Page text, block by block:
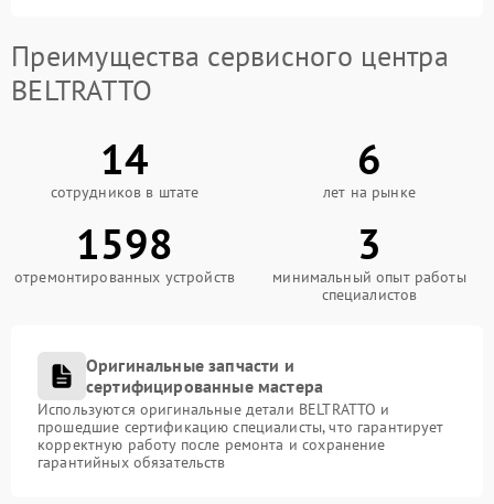
Преимущества сервисного центра
BELTRATTO
14
сотрудников в штате
6
лет на рынке
1598
отремонтированных устройств
3
минимальный опыт работы
специалистов
Оригинальные запчасти и
сертифицированные мастера
Используются оригинальные детали BELTRATTO и
прошедшие сертификацию специалисты, что гарантирует
корректную работу после ремонта и сохранение
гарантийных обязательств